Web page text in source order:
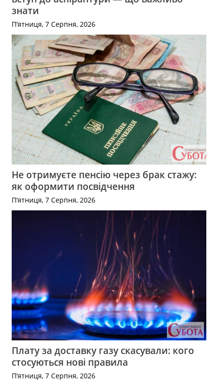
знати
П’ятниця, 7 Серпня, 2026
Не отримуєте пенсію через брак стажу:
як оформити посвідчення
П’ятниця, 7 Серпня, 2026
Плату за доставку газу скасували: кого
стосуються нові правила
П’ятниця, 7 Серпня, 2026